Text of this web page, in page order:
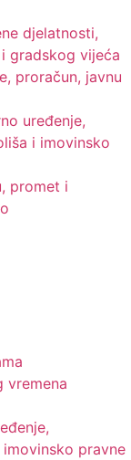
djelatnosti,
gradskog vijeća
proračun, javnu
uređenje,
i imovinsko
promet i
vremena
pravne